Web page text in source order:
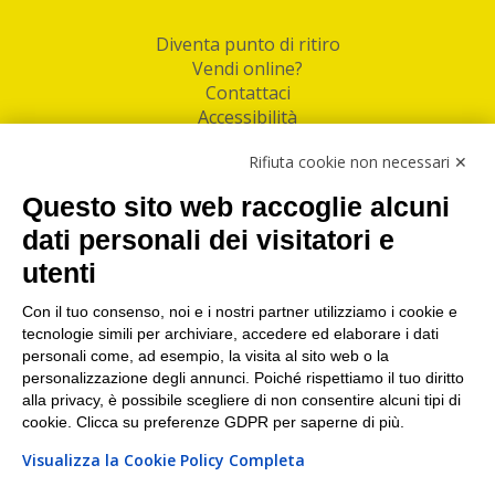
Diventa punto di ritiro
Vendi online?
Contattaci
Accessibilità
Facebook
Linkedin
I nostri punti di ritiro e spedizione pacchi nelle
maggiori città italiane
Torino|Milano|Roma|Bologna|Firenze| Genova
Napoli|Varese
Rifiuta cookie non necessari ✕
Questo sito web raccoglie alcuni
dati personali dei visitatori e
utenti
Con il tuo consenso, noi e i nostri partner utilizziamo i cookie e
tecnologie simili per archiviare, accedere ed elaborare i dati
personali come, ad esempio, la visita al sito web o la
personalizzazione degli annunci. Poiché rispettiamo il tuo diritto
alla privacy, è possibile scegliere di non consentire alcuni tipi di
cookie. Clicca su preferenze GDPR per saperne di più.
Visualizza la Cookie Policy Completa